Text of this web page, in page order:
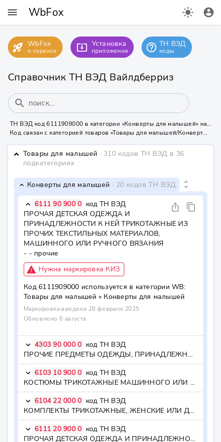
menu WbFox light_mode account_circle
rocket_launch WbFox
о сервисе system_update_alt Установка
приложения help_outline ТН ВЭД
коды
Справочник ТН ВЭД Вайлдберриз
search
ТН ВЭД код 6111909000 в категории «Конверты для малышей» на Вайлдберриз
Код связан с категорией товаров «Товары для малышей/Конверты для малышей» - нужна маркировка КИЗ или УИН
keyboard_arrow_down Товары для малышей · 310 кодов ТН ВЭД в 36
подкатегориях
keyboard_arrow_down Конверты для малышей · 20 кодов ТН ВЭД unfold_more
ios_share content_copy
keyboard_arrow_down 6111 90 900 0 код ТН ВЭД
ПРОЧАЯ ДЕТСКАЯ ОДЕЖДА И
ПРИНАДЛЕЖНОСТИ К НЕЙ ТРИКОТАЖНЫЕ ИЗ
ПРОЧИХ ТЕКСТИЛЬНЫХ МАТЕРИАЛОВ,
МАШИННОГО ИЛИ РУЧНОГО ВЯЗАНИЯ
- - прочие
report_problem Нужна маркировка КИЗ
Код 6111909000 используется в категории WB:
Товары для малышей » Конверты для малышей
Маркировка введена 28 февраля 2025
Обновлено 6 августа
keyboard_arrow_down 4303 90 000 0 код ТН ВЭД
ПРОЧИЕ ПРЕДМЕТЫ ОДЕЖДЫ, ПРИНАДЛЕЖНОСТИ К ОДЕЖДЕ И ПРОЧИЕ ИЗДЕЛИЯ, ИЗ НАТУРАЛЬНОГО МЕХА - прочие
keyboard_arrow_down 6103 10 900 0 код ТН ВЭД
КОСТЮМЫ ТРИКОТАЖНЫЕ МАШИННОГО ИЛИ РУЧНОГО ВЯЗАНИЯ, МУЖСКИЕ ИЛИ ДЛЯ МАЛЬЧИКОВ ИЗ ПРОЧИХ ТЕКСТИЛЬНЫХ МАТЕРИАЛОВ - - из прочих текстильных материалов
keyboard_arrow_down 6104 22 000 0 код ТН ВЭД
КОМПЛЕКТЫ ТРИКОТАЖНЫЕ, ЖЕНСКИЕ ИЛИ ДЛЯ ДЕВОЧЕК, ИЗ ХЛОПЧАТОБУМАЖНОЙ ПРЯЖИ, МАШИННОГО ИЛИ РУЧНОГО ВЯЗАНИЯ - - из хлопчатобумажной пряжи
keyboard_arrow_down 6111 20 900 0 код ТН ВЭД
ПРОЧАЯ ДЕТСКАЯ ОДЕЖДА И ПРИНАДЛЕЖНОСТИ К НЕЙ ТРИКОТАЖНЫЕ, ИЗ ХЛОПЧАТОБУМАЖНОЙ ПРЯЖИ, МАШИННОГО ИЛИ РУЧНОГО ВЯЗАНИЯ - - прочие